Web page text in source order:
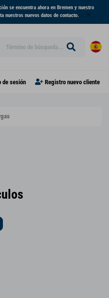
se encuentra ahora en Bremen y nuestro
nuestros nuevos datos de contacto.
de sesión Registro nuevo cliente